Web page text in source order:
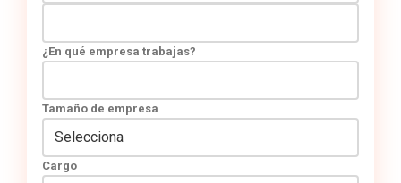
¿En qué empresa trabajas?
Tamaño de empresa
Cargo